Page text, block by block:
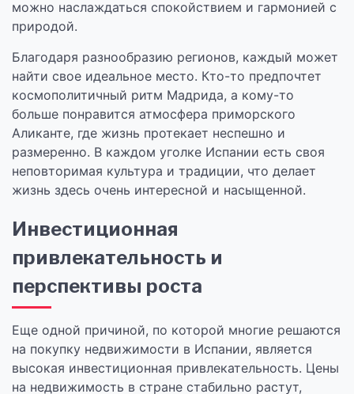
можно наслаждаться спокойствием и гармонией с
природой.
Благодаря разнообразию регионов, каждый может
найти свое идеальное место. Кто-то предпочтет
космополитичный ритм Мадрида, а кому-то
больше понравится атмосфера приморского
Аликанте, где жизнь протекает неспешно и
размеренно. В каждом уголке Испании есть своя
неповторимая культура и традиции, что делает
жизнь здесь очень интересной и насыщенной.
Инвестиционная
привлекательность и
перспективы роста
Еще одной причиной, по которой многие решаются
на покупку недвижимости в Испании, является
высокая инвестиционная привлекательность. Цены
на недвижимость в стране стабильно растут,